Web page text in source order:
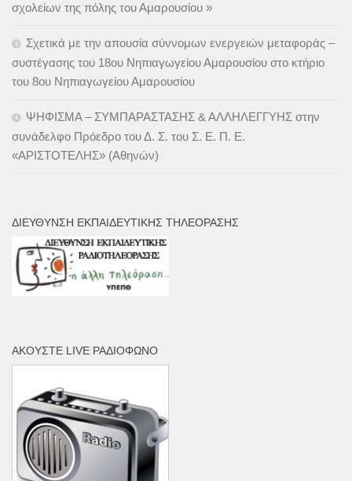
σχολείων της πόλης του Αμαρουσίου »
Σχετικά με την απουσία σύννομων ενεργειών μεταφοράς –
συστέγασης του 18ου Νηπιαγωγείου Αμαρουσίου στο κτήριο
του 8ου Νηπιαγωγείου Αμαρουσίου
ΨΗΦΙΣΜΑ – ΣΥΜΠΑΡΑΣΤΑΣΗΣ & ΑΛΛΗΛΕΓΓΥΗΣ στην
συνάδελφο Πρόεδρο του Δ. Σ. του Σ. Ε. Π. Ε.
«ΑΡΙΣΤΟΤΕΛΗΣ» (Αθηνών)
ΔΙΕΎΘΥΝΣΗ ΕΚΠΑΙΔΕΥΤΙΚΉΣ ΤΗΛΕΌΡΑΣΗΣ
ΑΚΟΎΣΤΕ LIVE ΡΑΔΙΌΦΩΝΟ